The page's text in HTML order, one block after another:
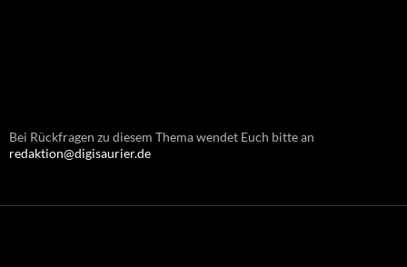
Bei Rückfragen zu diesem Thema wendet Euch bitte an
redaktion@digisaurier.de